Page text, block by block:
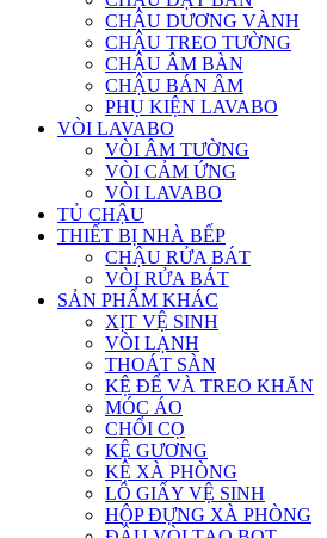
CHẬU DƯƠNG VÀNH
CHẬU TREO TƯỜNG
CHẬU ÂM BÀN
CHẬU BÁN ÂM
PHỤ KIỆN LAVABO
VÒI LAVABO
VÒI ÂM TƯỜNG
VÒI CẢM ỨNG
VÒI LAVABO
TỦ CHẬU
THIẾT BỊ NHÀ BẾP
CHẬU RỬA BÁT
VÒI RỬA BÁT
SẢN PHẨM KHÁC
XỊT VỆ SINH
VÒI LẠNH
THOÁT SÀN
KỆ ĐỂ VÀ TREO KHĂN
MÓC ÁO
CHỔI CỌ
KỆ GƯƠNG
KỆ XÀ PHÒNG
LÔ GIẤY VỆ SINH
HỘP ĐỰNG XÀ PHÒNG